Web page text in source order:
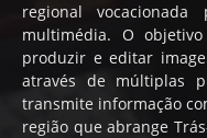
regional
multimédia. O
produzir e editar
através de múltiplas
transmite informação
região que abrange